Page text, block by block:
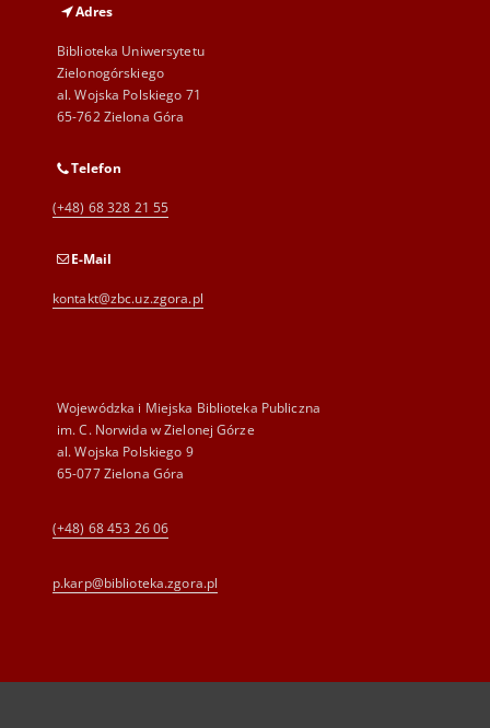
Adres
Biblioteka Uniwersytetu
Zielonogórskiego
al. Wojska Polskiego 71
65-762 Zielona Góra
Telefon
(+48) 68 328 21 55
E-Mail
kontakt@zbc.uz.zgora.pl
Wojewódzka i Miejska Biblioteka Publiczna
im. C. Norwida w Zielonej Górze
al. Wojska Polskiego 9
65-077 Zielona Góra
(+48) 68 453 26 06
p.karp@biblioteka.zgora.pl